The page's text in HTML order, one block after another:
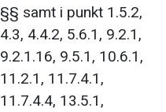
§§ samt i punkt 1.5.2,
4.3, 4.4.2, 5.6.1, 9.2.1,
9.2.1.16, 9.5.1, 10.6.1,
11.2.1, 11.7.4.1,
11.7.4.4, 13.5.1,